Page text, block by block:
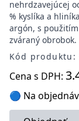
nehrdzavejúcej
% kyslíka a
argón, s
zváraný obrobok.
Kód produktu:
Cena s DPH:
🔵 Na